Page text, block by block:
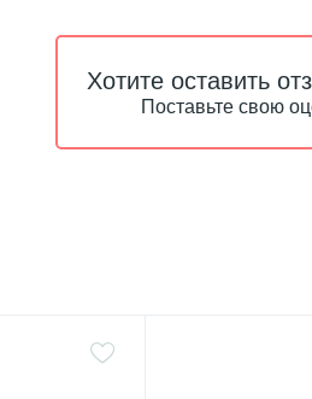
Хотите оставить
Поставьте свою